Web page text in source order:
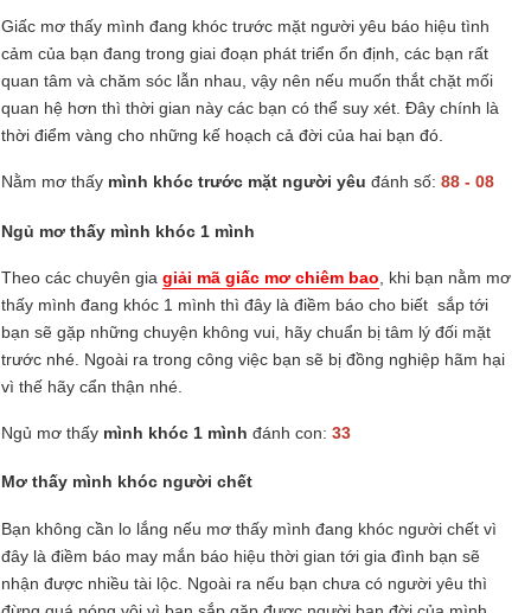
Giấc mơ thấy mình đang khóc trước mặt người yêu báo hiệu tình
cảm của bạn đang trong giai đoạn phát triển ổn định, các bạn rất
quan tâm và chăm sóc lẫn nhau, vậy nên nếu muốn thắt chặt mối
quan hệ hơn thì thời gian này các bạn có thể suy xét. Đây chính là
thời điểm vàng cho những kế hoạch cả đời của hai bạn đó.
Nằm mơ thấy mình khóc trước mặt người yêu đánh số: 88 - 08
Ngủ mơ thấy mình khóc 1 mình
Theo các chuyên gia giải mã giấc mơ chiêm bao , khi bạn nằm mơ
thấy mình đang khóc 1 mình thì đây là điềm báo cho biết sắp tới
bạn sẽ gặp những chuyện không vui, hãy chuẩn bị tâm lý đối mặt
trước nhé. Ngoài ra trong công việc bạn sẽ bị đồng nghiệp hãm hại
vì thế hãy cẩn thận nhé.
Ngủ mơ thấy mình khóc 1 mình đánh con: 33
Mơ thấy mình khóc người chết
Bạn không cần lo lắng nếu mơ thấy mình đang khóc người chết vì
đây là điềm báo may mắn báo hiệu thời gian tới gia đình bạn sẽ
nhận được nhiều tài lộc. Ngoài ra nếu bạn chưa có người yêu thì